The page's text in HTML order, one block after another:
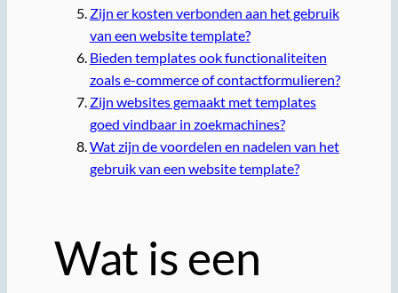
Zijn er kosten verbonden aan het gebruik
van een website template?
Bieden templates ook functionaliteiten
zoals e-commerce of contactformulieren?
Zijn websites gemaakt met templates
goed vindbaar in zoekmachines?
Wat zijn de voordelen en nadelen van het
gebruik van een website template?
Wat is een